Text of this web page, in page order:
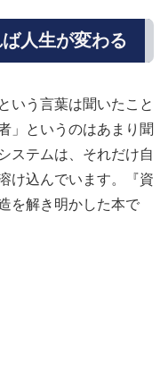
人生が変わる
いう言葉は聞いたこと
」というのはあまり聞
ステムは、それだけ自
け込んでいます。『資
を解き明かした本で